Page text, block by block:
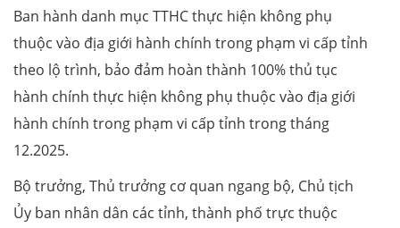
Ban hành danh mục TTHC thực hiện không phụ
thuộc vào địa giới hành chính trong phạm vi cấp tỉnh
theo lộ trình, bảo đảm hoàn thành 100% thủ tục
hành chính thực hiện không phụ thuộc vào địa giới
hành chính trong phạm vi cấp tỉnh trong tháng
12.2025.
Bộ trưởng, Thủ trưởng cơ quan ngang bộ, Chủ tịch
Ủy ban nhân dân các tỉnh, thành phố trực thuộc